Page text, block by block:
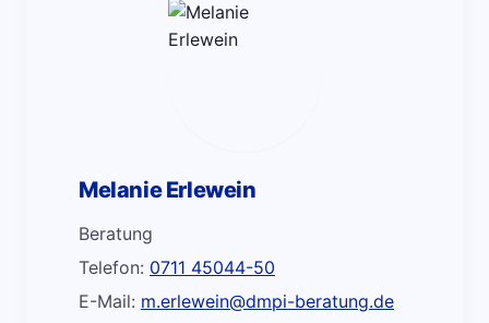
Melanie Erlewein
Beratung
Telefon: 0711 45044-50
E-Mail: m.erlewein@dmpi-beratung.de